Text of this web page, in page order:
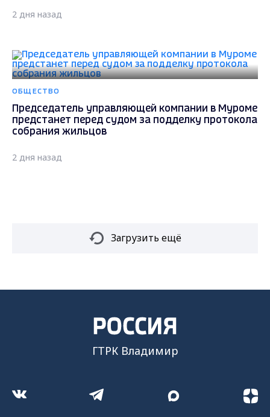
2 дня назад
ОБЩЕСТВО
Председатель управляющей компании в Муроме
предстанет перед судом за подделку протокола
собрания жильцов
2 дня назад
Загрузить ещё
ГТРК Владимир